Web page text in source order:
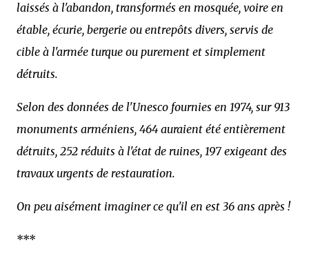
laissés à l'abandon, transformés en mosquée, voire en
étable, écurie, bergerie ou entrepôts divers, servis de
cible à l'armée turque ou purement et simplement
détruits.
Selon des données de l'Unesco fournies en 1974, sur 913
monuments arméniens, 464 auraient été entièrement
détruits, 252 réduits à l'état de ruines, 197 exigeant des
travaux urgents de restauration.
On peu aisément imaginer ce qu'il en est 36 ans après !
***